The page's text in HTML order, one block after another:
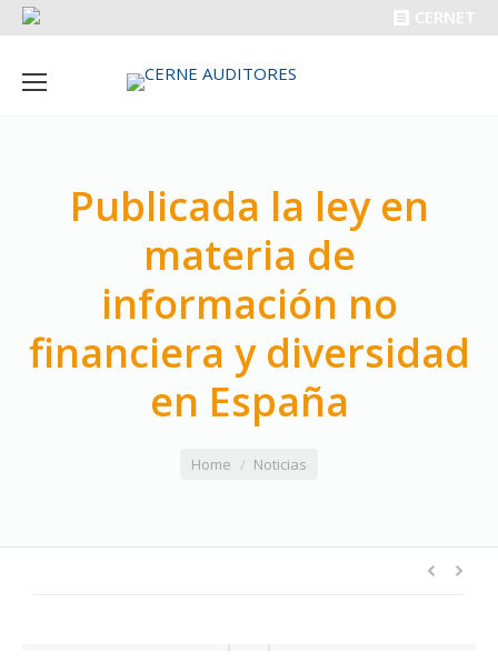
CERNET
Publicada la ley en
materia de
información no
financiera y diversidad
en España
Home Noticias